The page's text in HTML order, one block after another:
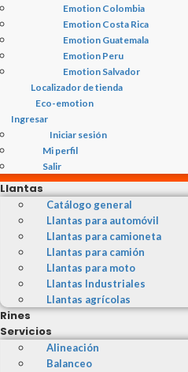
Emotion Colombia
Emotion Costa Rica
Emotion Guatemala
Emotion Peru
Emotion Salvador
Localizador de tienda
Eco-emotion
Ingresar
Iniciar sesión
Mi perfil
Salir
Llantas
Catálogo general
Llantas para automóvil
Llantas para camioneta
Llantas para camión
Llantas para moto
Llantas Industriales
Llantas agrícolas
Rines
Servicios
Alineación
Balanceo